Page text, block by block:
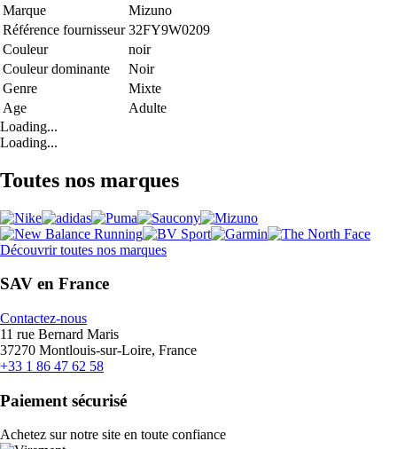
Marque
Mizuno
Référence fournisseur 32FY9W0209
Couleur
noir
Couleur dominante
Noir
Genre
Mixte
Age
Adulte
Loading...
Loading...
Toutes nos marques
Découvrir toutes nos marques
SAV en France
Contactez-nous
11 rue Bernard Maris
37270 Montlouis-sur-Loire, France
+33 1 86 47 62 58
Paiement sécurisé
Achetez sur notre site en toute confiance